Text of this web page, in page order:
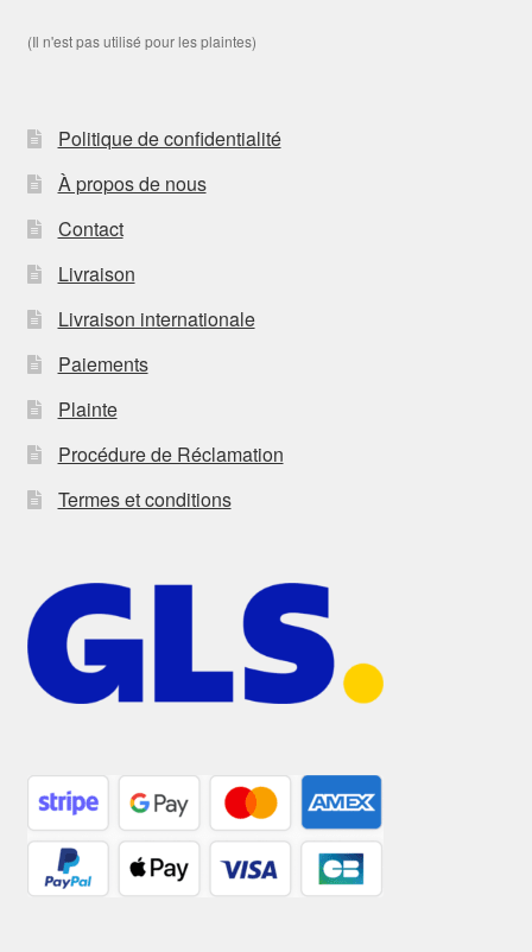
(Il n'est pas utilisé pour les plaintes)
Politique de confidentialité
À propos de nous
Contact
Livraison
Livraison internationale
Paiements
Plainte
Procédure de Réclamation
Termes et conditions